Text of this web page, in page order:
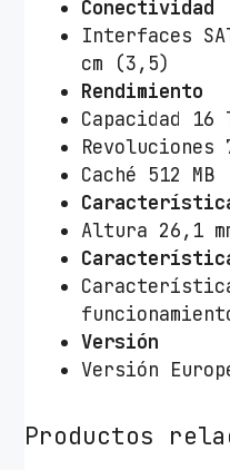
Conectividad
Interfaces
cm (3,5)
Rendimiento
Capacidad 16
Revoluciones
Caché 512 MB
Altura 26,1
Versión
Versión
Productos